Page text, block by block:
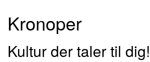
Kronoper
Kultur der taler til dig!